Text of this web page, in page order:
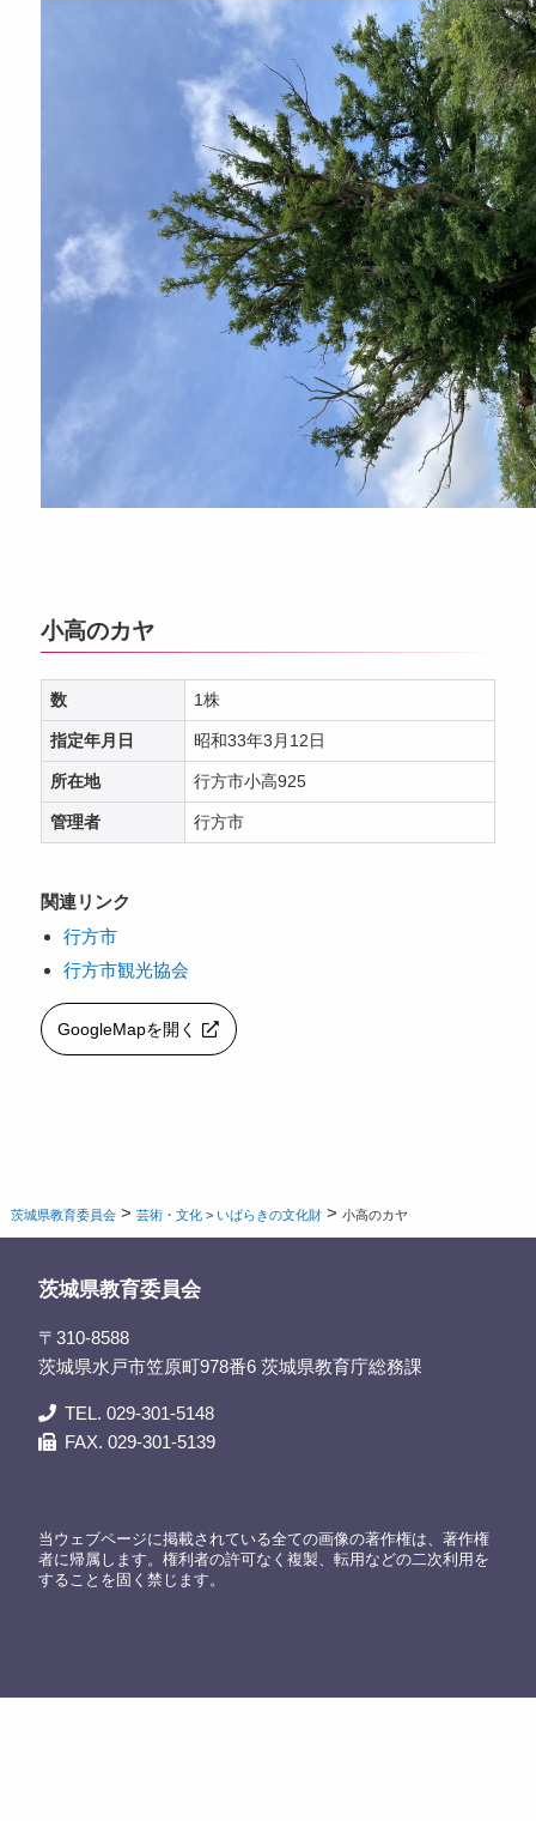
小高のカヤ
数 1株
指定年月日 昭和33年3月12日
所在地 行方市小高925
管理者 行方市
関連リンク
行方市
行方市観光協会
GoogleMapを開く
茨城県教育委員会 >芸術・文化 > いばらきの文化財 >小高のカヤ
茨城県教育委員会
〒310-8588
茨城県水戸市笠原町978番6 茨城県教育庁総務課
TEL. 029-301-5148
FAX. 029-301-5139
当ウェブページに掲載されている全ての画像の著作権は、著作権
者に帰属します。権利者の許可なく複製、転用などの二次利用を
することを固く禁じます。